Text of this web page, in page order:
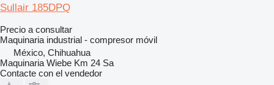
Sullair 185DPQ
Precio a consultar
Maquinaria industrial - compresor móvil
México, Chihuahua
Maquinaria Wiebe Km 24 Sa
Contacte con el vendedor